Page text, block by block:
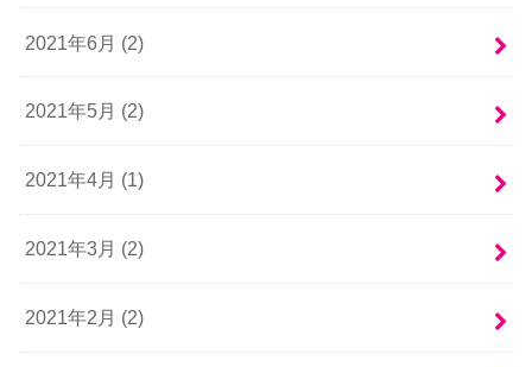
2021年6月 (2)
2021年5月 (2)
2021年4月 (1)
2021年3月 (2)
2021年2月 (2)